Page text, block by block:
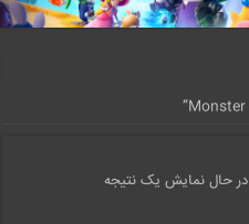
در حال نمایش یک نتیجه